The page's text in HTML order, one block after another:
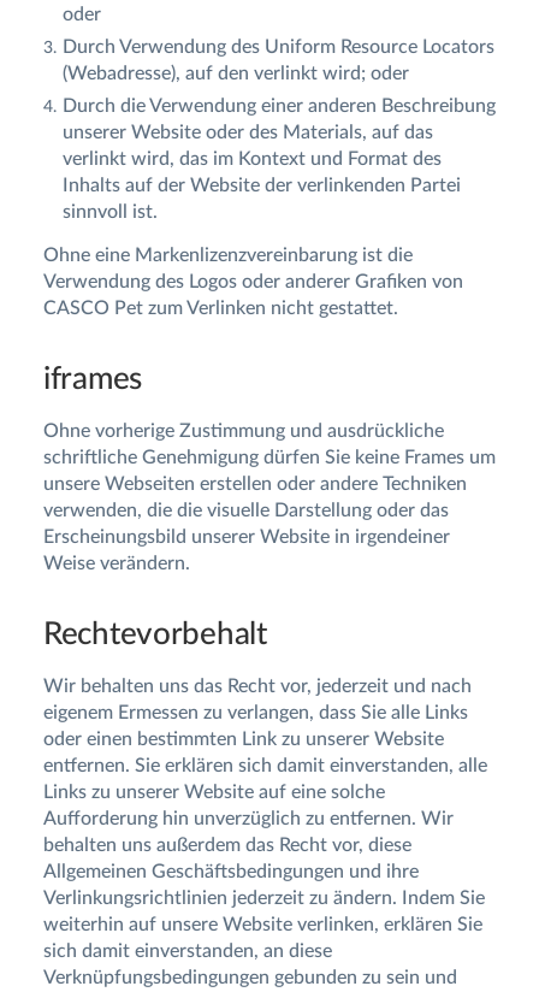
oder
Durch Verwendung des Uniform Resource Locators
(Webadresse), auf den verlinkt wird; oder
Durch die Verwendung einer anderen Beschreibung
unserer Website oder des Materials, auf das
verlinkt wird, das im Kontext und Format des
Inhalts auf der Website der verlinkenden Partei
sinnvoll ist.
Ohne eine Markenlizenzvereinbarung ist die
Verwendung des Logos oder anderer Grafiken von
CASCO Pet zum Verlinken nicht gestattet.
iframes
Ohne vorherige Zustimmung und ausdrückliche
schriftliche Genehmigung dürfen Sie keine Frames um
unsere Webseiten erstellen oder andere Techniken
verwenden, die die visuelle Darstellung oder das
Erscheinungsbild unserer Website in irgendeiner
Weise verändern.
Rechtevorbehalt
Wir behalten uns das Recht vor, jederzeit und nach
eigenem Ermessen zu verlangen, dass Sie alle Links
oder einen bestimmten Link zu unserer Website
entfernen. Sie erklären sich damit einverstanden, alle
Links zu unserer Website auf eine solche
Aufforderung hin unverzüglich zu entfernen. Wir
behalten uns außerdem das Recht vor, diese
Allgemeinen Geschäftsbedingungen und ihre
Verlinkungsrichtlinien jederzeit zu ändern. Indem Sie
weiterhin auf unsere Website verlinken, erklären Sie
sich damit einverstanden, an diese
Verknüpfungsbedingungen gebunden zu sein und